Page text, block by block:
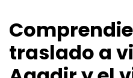
traslado a